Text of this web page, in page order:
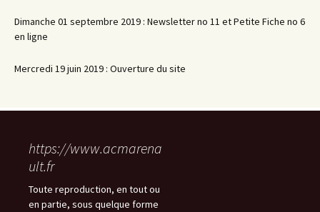
Dimanche 01 septembre 2019 : Newsletter no 11 et Petite Fiche no 6
en ligne
Mercredi 19 juin 2019 : Ouverture du site
https://www.acmarena
ult.fr
Toute reproduction, en tout ou
en partie, sous quelque forme